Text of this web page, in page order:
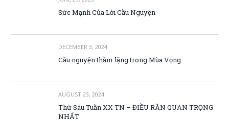
Sức Mạnh Của Lời Cầu Nguyện
DECEMBER 3, 2024
Cầu nguyện thầm lặng trong Mùa Vọng
AUGUST 23, 2024
Thứ Sáu Tuần XX TN – ĐIỀU RĂN QUAN TRỌNG
NHẤT